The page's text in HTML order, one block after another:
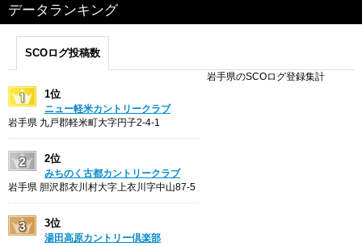
データランキング
SCOログ投稿数
岩手県のSCOログ登録集計
1位
ニュー軽米カントリークラブ
岩手県 九戸郡軽米町大字円子2-4-1
2位
みちのく古都カントリークラブ
岩手県 胆沢郡衣川村大字上衣川字中山87-5
3位
湯田高原カントリー倶楽部